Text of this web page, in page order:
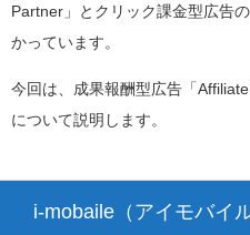
Partner」とクリック課金型広告
かっています。
今回は、成果報酬型広告「
について説明します。
i-mobaile（アイモバイ